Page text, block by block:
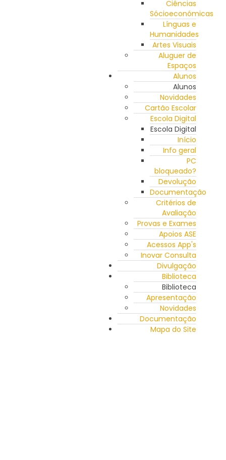
Ciências
Sócioeconómicas
Línguas e
Humanidades
Artes Visuais
Aluguer de
Espaços
Alunos
Alunos
Novidades
Cartão Escolar
Escola Digital
Escola Digital
Início
Info geral
PC
bloqueado?
Devolução
Documentação
Critérios de
Avaliação
Provas e Exames
Apoios ASE
Acessos App's
Inovar Consulta
Divulgação
Biblioteca
Biblioteca
Apresentação
Novidades
Documentação
Mapa do Site